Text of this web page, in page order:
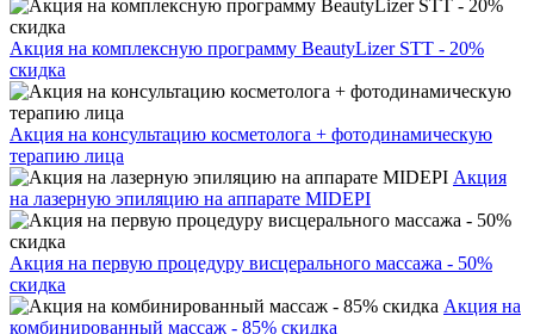
Акция на комплексную программу BeautyLizer STT - 20%
скидка
Акция на консультацию косметолога + фотодинамическую
терапию лица
Акция
на лазерную эпиляцию на аппарате MIDEPI
Акция на первую процедуру висцерального массажа - 50%
скидка
Акция на
комбинированный массаж - 85% скидка